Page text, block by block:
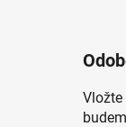
Vložte